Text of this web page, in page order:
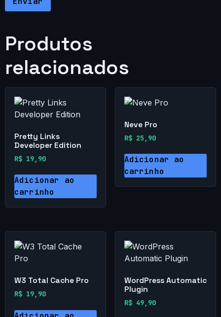
Produtos
relacionados
Pretty Links
Developer Edition
R$ 19,90
Adicionar ao
carrinho
Neve Pro
R$25,90
Adicionar ao
carrinho
W3 Total Cache Pro
R$ 19,90
WordPress Automatic
Plugin
R$49,90